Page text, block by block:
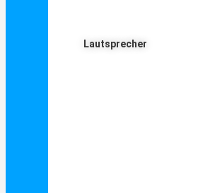
Lautsprecher